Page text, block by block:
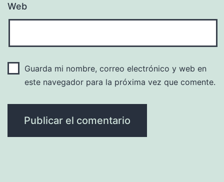
Web
Guarda mi nombre, correo electrónico y web en
este navegador para la próxima vez que comente.